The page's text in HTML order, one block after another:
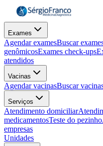
Exames
Agendar examesBuscar
genômicosExames check-ups
atendidos
Vacinas
Agendar vacinasBuscar
Serviços
Atendimento domiciliar
medicamentosTeste do pezinho
empresas
Unidades